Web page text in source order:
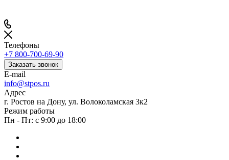
Телефоны
+7 800-700-69-90
Заказать звонок
E-mail
info@stpos.ru
Адрес
г. Ростов на Дону, ул. Волоколамская 3к2
Режим работы
Пн - Пт: с 9:00 до 18:00